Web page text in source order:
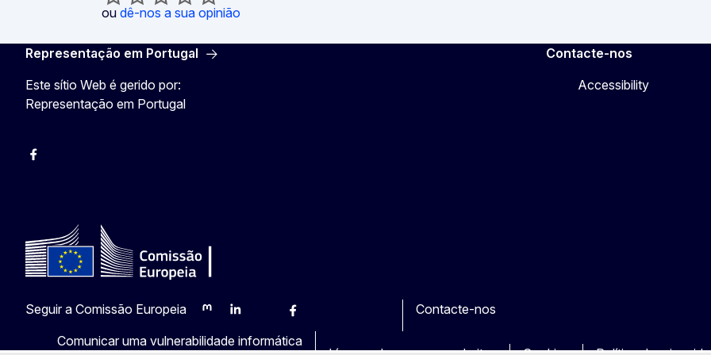
ou dê-nos a sua opinião
Representação em Portugal
Este sítio Web é gerido por:
Representação em Portugal
Facebook
Contacte-nos
Accessibility
Seguir a Comissão Europeia
MastodonLinkedInBlueskyFacebook
Contacte-nos
Comunicar uma vulnerabilidade informática